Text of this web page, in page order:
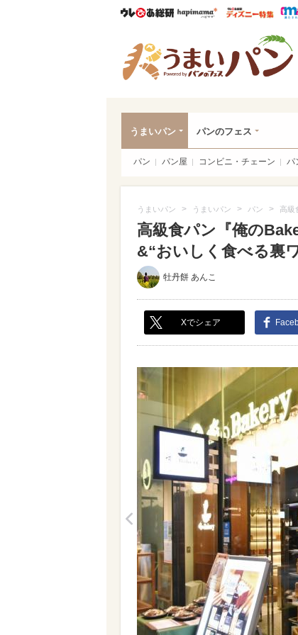
ウレぴあ総研ハピママ* ウ
うまいパン パンのフェス
パン パン屋 コンビニ・チェーン パ
うまいパン > うまいパン > パン > 高級
高級食パン『俺の
&“おいしく食べる裏
牡丹餅 あんこ
Xでシェア